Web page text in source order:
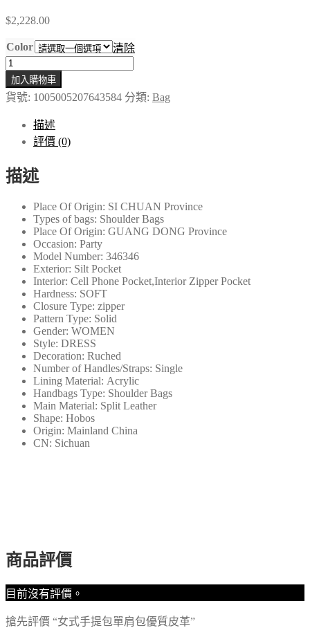
$2,228.00
Color
清除
女
式
手
肩
包
加入購物車
貨號: 1005005207643584 分類: Bag
描述
評價 (0)
描述
Place Of Origin: SI CHUAN Province
Types of bags: Shoulder Bags
Place Of Origin: GUANG DONG Province
Occasion: Party
Model Number: 346346
Exterior: Silt Pocket
Interior: Cell Phone Pocket,Interior Zipper Pocket
Hardness: SOFT
Closure Type: zipper
Pattern Type: Solid
Gender: WOMEN
Style: DRESS
Decoration: Ruched
Number of Handles/Straps: Single
Lining Material: Acrylic
Handbags Type: Shoulder Bags
Main Material: Split Leather
Shape: Hobos
Origin: Mainland China
CN: Sichuan
商品評價
目前沒有評價。
搶先評價 “女式手提包單肩包優質皮革”